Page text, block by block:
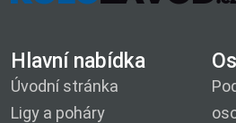
Hlavní nabídka
Úvodní stránka
Ligy a poháry